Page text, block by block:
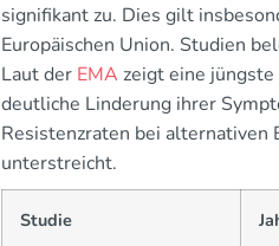
signifikant zu. Dies gilt
Europäischen Union. Studien
Laut der EMA zeigt eine
deutliche Linderung ihrer
Resistenzraten bei alternativen
unterstreicht.
Studie